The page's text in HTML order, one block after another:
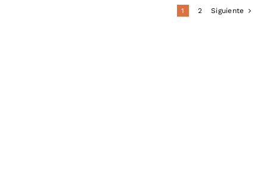
1 2 Siguiente